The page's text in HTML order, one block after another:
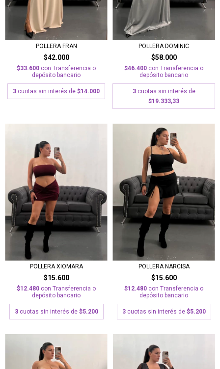
POLLERA FRAN
$42.000
$33.600 con Transferencia o
depósito bancario
3 cuotas sin interés de $14.000
POLLERA DOMINIC
$58.000
$46.400 con Transferencia o
depósito bancario
3 cuotas sin interés de
$19.333,33
POLLERA XIOMARA
$15.600
$12.480 con Transferencia o
depósito bancario
3 cuotas sin interés de $5.200
POLLERA NARCISA
$15.600
$12.480 con Transferencia o
depósito bancario
3 cuotas sin interés de $5.200